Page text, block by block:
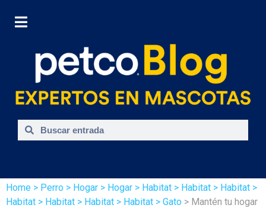
Home > Perro > Hogar > Hogar > Habitat > Habitat > Habitat >
Habitat > Habitat > Habitat > Habitat > Gato > Mantén tu hogar